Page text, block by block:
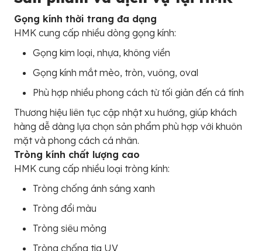
Gọng kính thời trang đa dạng
HMK cung cấp nhiều dòng gọng kính:
Gọng kim loại, nhựa, không viền
Gọng kính mắt mèo, tròn, vuông, oval
Phù hợp nhiều phong cách từ tối giản đến cá tính
Thương hiệu liên tục cập nhật xu hướng, giúp khách
hàng dễ dàng lựa chọn sản phẩm phù hợp với khuôn
mặt và phong cách cá nhân.
Tròng kính chất lượng cao
HMK cung cấp nhiều loại tròng kính:
Tròng chống ánh sáng xanh
Tròng đổi màu
Tròng siêu mỏng
Tròng chống tia UV